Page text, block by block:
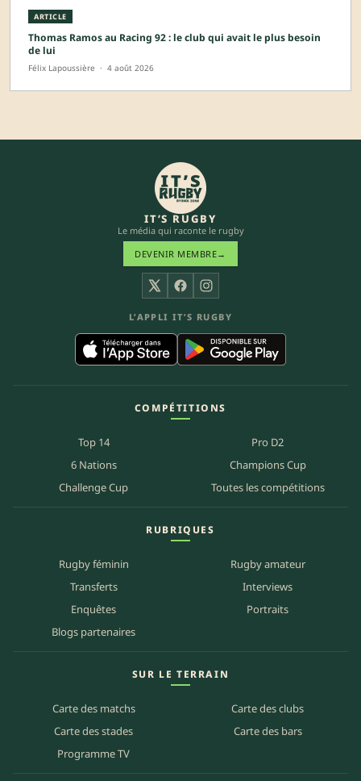
ARTICLE
Thomas Ramos au Racing 92 : le club qui avait le plus besoin
de lui
Félix Lapoussière · 4 août 2026
IT’S RUGBY
Le média qui raconte le rugby
DEVENIR MEMBRE→
X FacebookInstagram
L’APPLI IT’S RUGBY
COMPÉTITIONS
Top 14
Pro D2
6 Nations
Champions Cup
Challenge Cup
Toutes les compétitions
RUBRIQUES
Rugby féminin
Rugby amateur
Transferts
Interviews
Enquêtes
Portraits
Blogs partenaires
SUR LE TERRAIN
Carte des matchs
Carte des clubs
Carte des stades
Carte des bars
Programme TV